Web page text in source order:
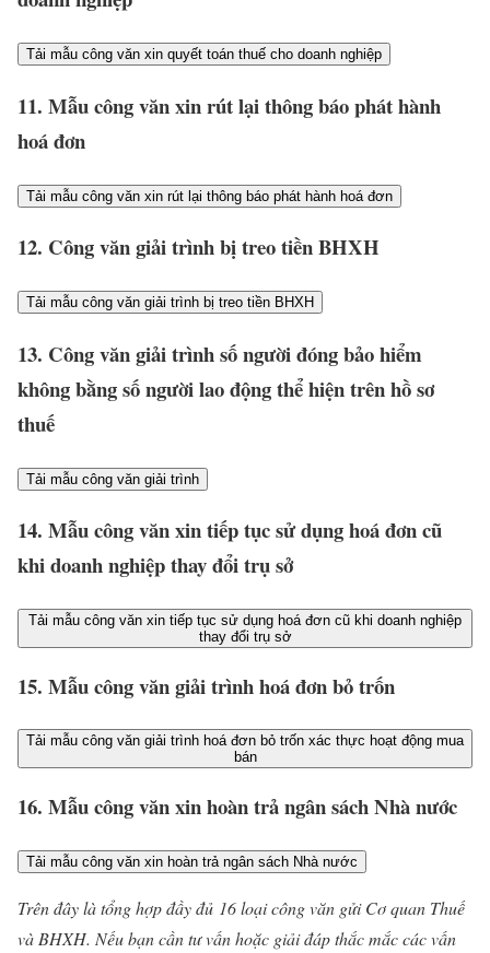
Tải mẫu công văn xin quyết toán thuế cho doanh nghiệp
11. Mẫu công văn xin rút lại thông báo phát hành
hoá đơn
Tải mẫu công văn xin rút lại thông báo phát hành hoá đơn
12. Công văn giải trình bị treo tiền BHXH
Tải mẫu công văn giải trình bị treo tiền BHXH
13. Công văn giải trình số người đóng bảo hiểm
không bằng số người lao động thể hiện trên hồ sơ
thuế
Tải mẫu công văn giải trình
14. Mẫu công văn xin tiếp tục sử dụng hoá đơn cũ
khi doanh nghiệp thay đổi trụ sở
Tải mẫu công văn xin tiếp tục sử dụng hoá đơn cũ khi doanh nghiệp
thay đổi trụ sở
15. Mẫu công văn giải trình hoá đơn bỏ trốn
Tải mẫu công văn giải trình hoá đơn bỏ trốn xác thực hoạt động mua
bán
16. Mẫu công văn xin hoàn trả ngân sách Nhà nước
Tải mẫu công văn xin hoàn trả ngân sách Nhà nước
Trên đây là tổng hợp đầy đủ 16 loại công văn gửi Cơ quan Thuế
và BHXH. Nếu bạn cần tư vấn hoặc giải đáp thắc mắc các vấn